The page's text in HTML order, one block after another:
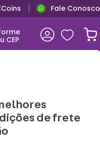
Fale Conosco
CEP
de frete
"zzzzzz"